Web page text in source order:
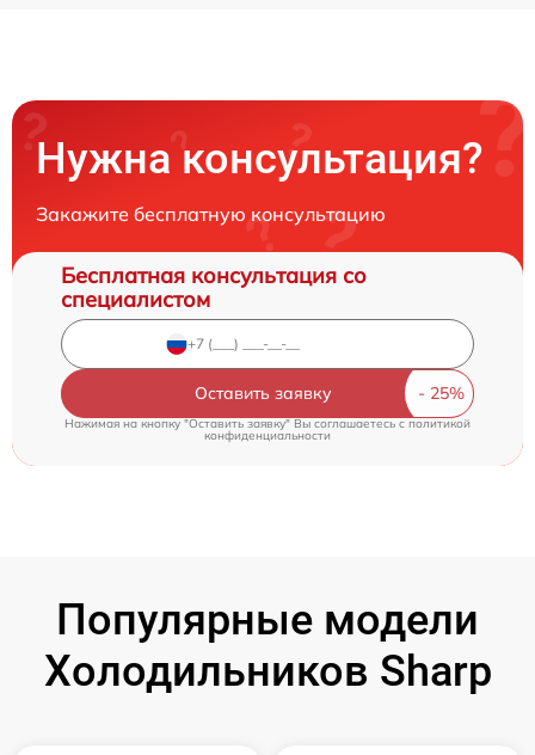
Нужна консультация?
Закажите бесплатную консультацию
Бесплатная консультация со
специалистом
Оставить заявку
Нажимая на кнопку "Оставить заявку" Вы соглашаетесь cполитикой
конфиденциальности
Популярные модели
Холодильников Sharp